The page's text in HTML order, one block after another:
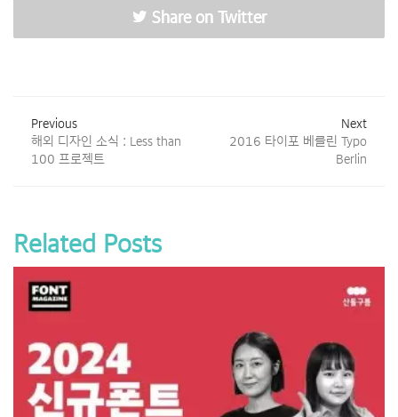
Share on Twitter
Previous
해외 디자인 소식 : Less than
100 프로젝트
Next
2016 타이포 베를린 Typo
Berlin
Related Posts